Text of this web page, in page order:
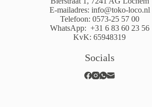
E-mailadres: info@toko-loco.nl
Telefoon: 0573-25 57 00
WhatsApp: +31 6 83 60 23 56
KvK: 65948319
Socials